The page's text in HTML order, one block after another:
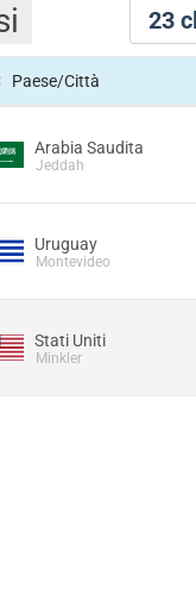
23
Paese/Città
Arabia Saudita
Jeddah
Uruguay
Montevideo
Stati Uniti
Minkler